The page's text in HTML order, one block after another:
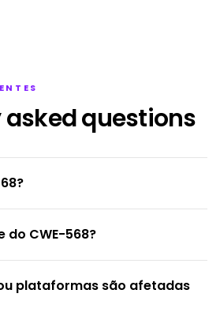
asked questions
do CWE-568?
plataformas são afetadas